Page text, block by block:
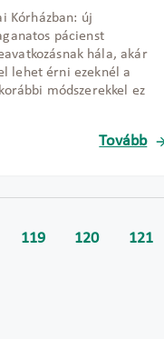
Kórházban: új
pácienst
hála, akár
lehet érni ezeknél a
módszerekkel ez
Tovább
119 120 121